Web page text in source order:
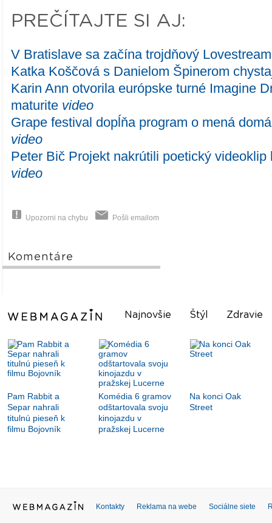
PREČÍTAJTE SI AJ:
V Bratislave sa začína trojdňový
Katka Koščová s Danielom Špinerom
Karin Ann otvorila európske turné Imagine
maturite video
Grape festival dopĺňa program o mená
video
Peter Bič Projekt nakrútili poetický
video
Upozorni na chybu Pošli emailom
Komentáre
Najnovšie Štýl Zdravie
Pam Rabbit a
Separ nahrali
titulnú pieseň k
filmu Bojovník
Komédia 6 gramov
odštartovala svoju
kinojazdu v
pražskej Lucerne
Na konci Oak
Street
Kontakty Reklama na webe Sociálne siete